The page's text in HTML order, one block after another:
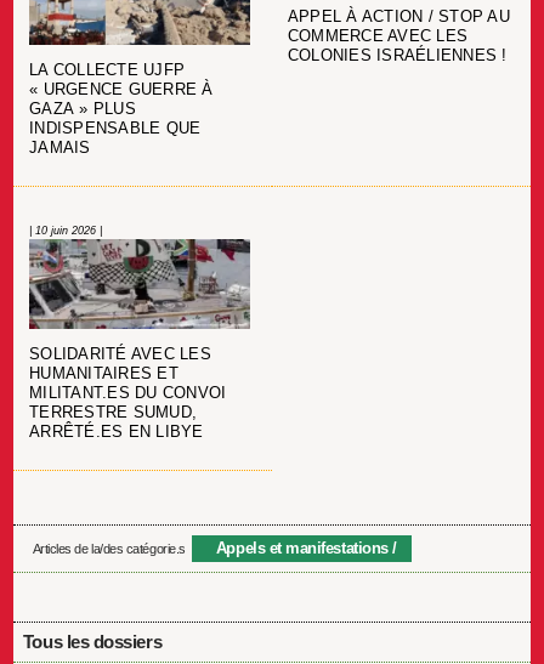
LA COLLECTE UJFP
« URGENCE GUERRE À
GAZA » PLUS
INDISPENSABLE QUE
JAMAIS
APPEL À ACTION / STOP AU
COMMERCE AVEC LES
COLONIES ISRAÉLIENNES !
| 10 juin 2026 |
SOLIDARITÉ AVEC LES
HUMANITAIRES ET
MILITANT.ES DU CONVOI
TERRESTRE SUMUD,
ARRÊTÉ.ES EN LIBYE
Articles de la/des catégorie.s Appels et manifestations
Tous les dossiers